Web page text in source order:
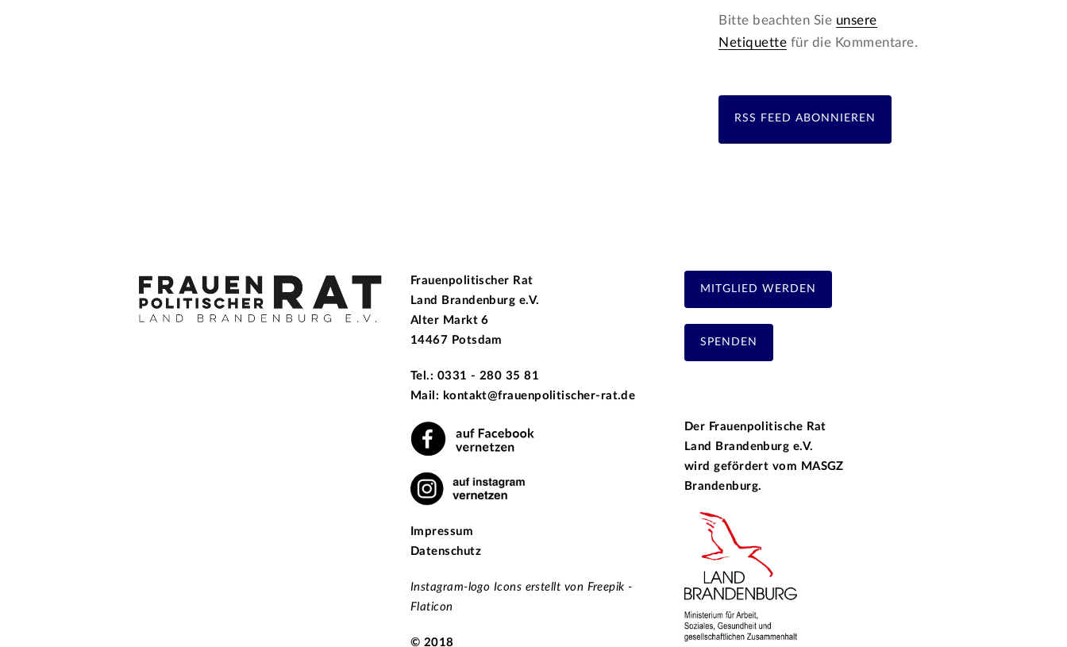
Bitte beachten Sie unsere
Netiquette für die Kommentare.
RSS FEED ABONNIEREN
Frauenpolitischer Rat
Land Brandenburg e.V.
Alter Markt 6
14467 Potsdam
Tel.: 0331 - 280 35 81
Mail: kontakt@frauenpolitischer-rat.de
Impressum
Datenschutz
Instagram-logo Icons erstellt von Freepik -
Flaticon
© 2018
MITGLIED WERDEN
SPENDEN
Der Frauenpolitische Rat
Land Brandenburg e.V.
wird gefördert vom MASGZ
Brandenburg.